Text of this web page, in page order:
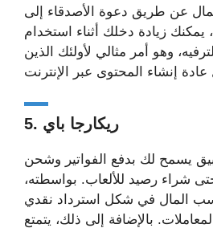
عن طريق دعوة الأصدقاء إلى
يمكنك زيادة دخلك أثناء استخدام
وهو أمر مثالي لأولئك الذين
5. ريكارجا باي
يسمح لك بدفع الفواتير وشحن
شراء رصيد للألعاب. بواسطته،
المال في شكل استرداد نقدي
بالإضافة إلى ذلك، يتمتع